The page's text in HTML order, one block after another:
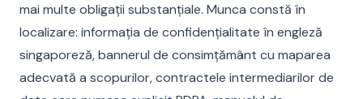
mai multe obligații substanțiale. Munca constă în
localizare: informația de confidențialitate în engleză
singaporeză, bannerul de consimțământ cu maparea
adecvată a scopurilor, contractele intermediarilor de